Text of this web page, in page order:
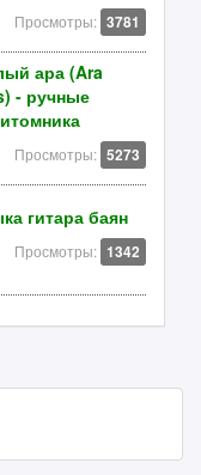
Просмотры: 3781
ара (Ara
- ручные
Просмотры: 5273
гитара баян
Просмотры: 1342